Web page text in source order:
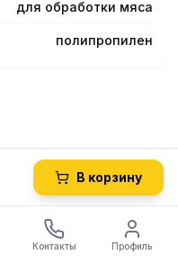
для обработки мяса
полипропилен
В корзину
Контакты Профиль